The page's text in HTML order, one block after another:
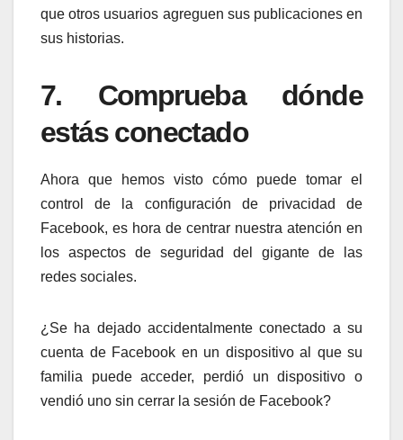
que otros usuarios agreguen sus publicaciones en
sus historias.
7. Comprueba dónde
estás conectado
Ahora que hemos visto cómo puede tomar el
control de la configuración de privacidad de
Facebook, es hora de centrar nuestra atención en
los aspectos de seguridad del gigante de las
redes sociales.
¿Se ha dejado accidentalmente conectado a su
cuenta de Facebook en un dispositivo al que su
familia puede acceder, perdió un dispositivo o
vendió uno sin cerrar la sesión de Facebook?